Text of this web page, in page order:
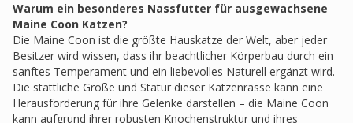
Warum ein besonderes Nassfutter für ausgewachsene
Maine Coon Katzen?
Die Maine Coon ist die größte Hauskatze der Welt, aber jeder
Besitzer wird wissen, dass ihr beachtlicher Körperbau durch ein
sanftes Temperament und ein liebevolles Naturell ergänzt wird.
Die stattliche Größe und Statur dieser Katzenrasse kann eine
Herausforderung für ihre Gelenke darstellen – die Maine Coon
kann aufgrund ihrer robusten Knochenstruktur und ihres